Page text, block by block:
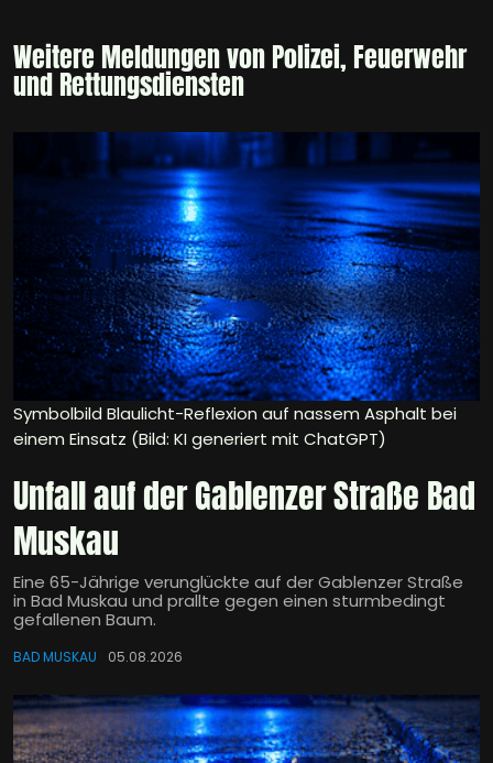
Weitere Meldungen von Polizei, Feuerwehr
und Rettungsdiensten
Symbolbild Blaulicht-Reflexion auf nassem Asphalt bei
einem Einsatz (Bild: KI generiert mit ChatGPT)
Unfall auf der Gablenzer Straße Bad
Muskau
Eine 65-Jährige verunglückte auf der Gablenzer Straße
in Bad Muskau und prallte gegen einen sturmbedingt
gefallenen Baum.
BAD MUSKAU 05.08.2026